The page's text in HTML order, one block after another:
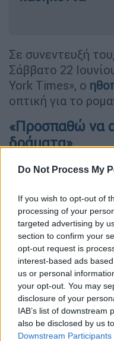
Do Not Process My
If you wish to opt-out of
processing of your
targeted advertising by
section to confirm your
opt-out request is
interest-based ads
us or personal
your opt-out. You may
disclosure of your
IAB’s list of downstream
also be disclosed by us
Downstream Participants
Σε συνεντευξή
Σάββατο 22
York Times», ο
οπτική για το
«Προσπαθώ να
δράματα»
«Είμαι απλά
ελεύθερος ή δεν
θα πληγωθώ. Δεν
ραγίσει η καρδιά
δήλωσε ο Πεν
του.
Ο Πεν ήταν
το 1985 έως το
τηΡόμπιν Ράιτ, με
τους Ντίλαν